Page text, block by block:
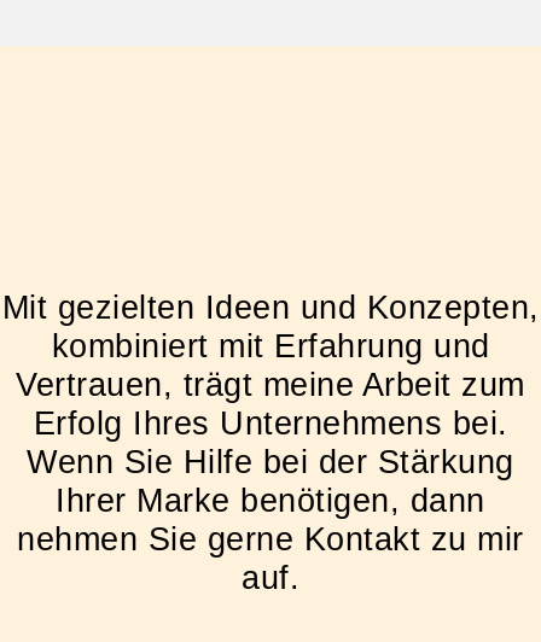
Mit gezielten Ideen und Konzepten,
kombiniert mit Erfahrung und
Vertrauen, trägt meine Arbeit zum
Erfolg Ihres Unternehmens bei.
Wenn Sie Hilfe bei der Stärkung
Ihrer Marke benötigen, dann
nehmen Sie gerne Kontakt zu mir
auf.